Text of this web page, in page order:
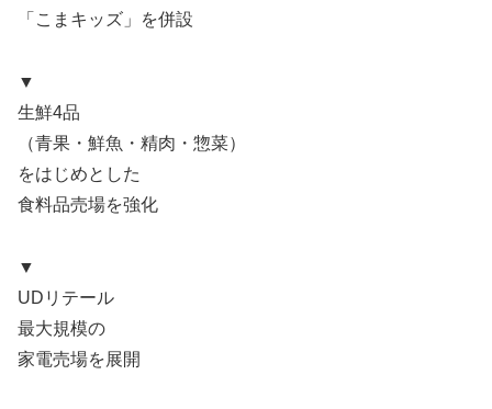
「こまキッズ」を併設
▼
生鮮4品
（青果・鮮魚・精肉・惣菜）
をはじめとした
食料品売場を強化
▼
UDリテール
最大規模の
家電売場を展開